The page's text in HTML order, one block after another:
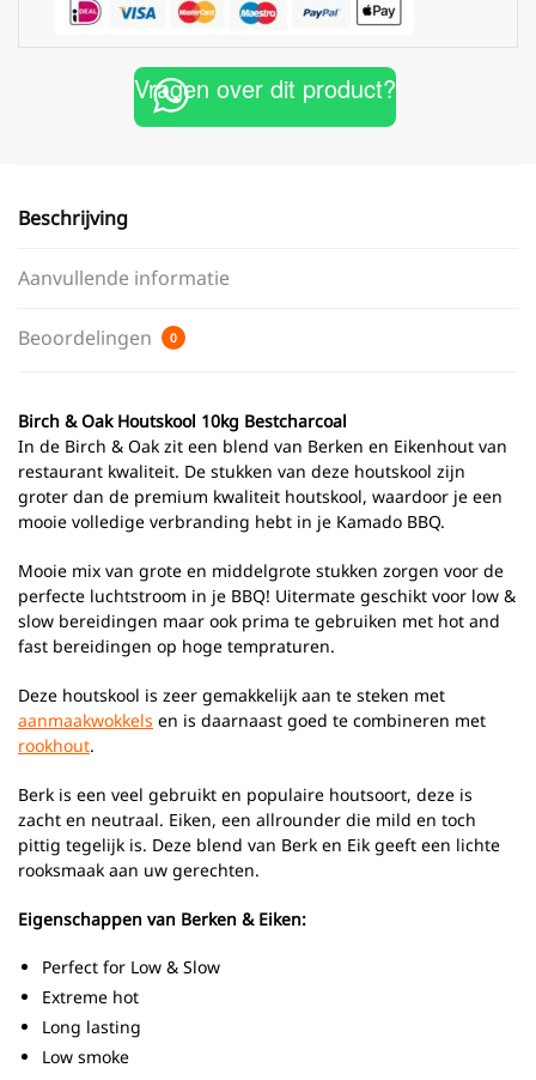
Vragen over dit product?
Beschrijving
Aanvullende informatie
Beoordelingen 0
Birch & Oak Houtskool 10kg Bestcharcoal
In de Birch & Oak zit een blend van Berken en Eikenhout van
restaurant kwaliteit. De stukken van deze houtskool zijn
groter dan de premium kwaliteit houtskool, waardoor je een
mooie volledige verbranding hebt in je Kamado BBQ.
Mooie mix van grote en middelgrote stukken zorgen voor de
perfecte luchtstroom in je BBQ! Uitermate geschikt voor low &
slow bereidingen maar ook prima te gebruiken met hot and
fast bereidingen op hoge tempraturen.
Deze houtskool is zeer gemakkelijk aan te steken met
aanmaakwokkels en is daarnaast goed te combineren met
rookhout.
Berk is een veel gebruikt en populaire houtsoort, deze is
zacht en neutraal. Eiken, een allrounder die mild en toch
pittig tegelijk is. Deze blend van Berk en Eik geeft een lichte
rooksmaak aan uw gerechten.
Eigenschappen van Berken & Eiken:
Perfect for Low & Slow
Extreme hot
Long lasting
Low smoke